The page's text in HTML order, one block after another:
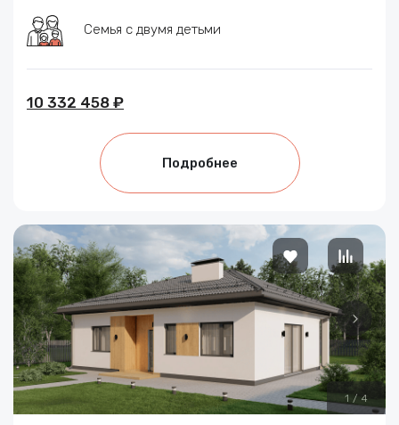
Семья с двумя детьми
10 332 458 ₽
Подробнее
1 / 4